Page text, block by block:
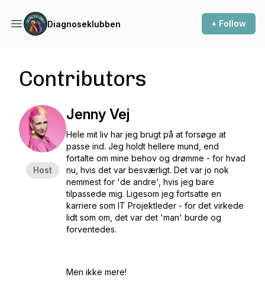
Diagnoseklubben + Follow
Contributors
Host
Jenny Vej
Hele mit liv har jeg brugt på at forsøge at
passe ind. Jeg holdt hellere mund, end
fortalte om mine behov og drømme - for hvad
nu, hvis det var besværligt. Det var jo nok
nemmest for 'de andre', hvis jeg bare
tilpassede mig. Ligesom jeg fortsatte en
karriere som IT Projektleder - for det virkede
lidt som om, det var det 'man' burde og
forventedes.
Men ikke mere!